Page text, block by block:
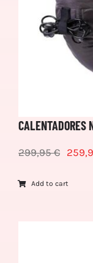
CALENTADORES
299,95€
Add to cart